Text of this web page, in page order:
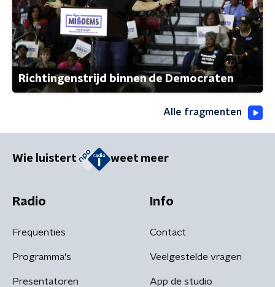
Richtingenstrijd binnen de Democraten
Alle fragmenten
Wie luistert weet meer
Radio
Frequenties
Programma's
Presentatoren
Info
Contact
Veelgestelde vragen
App de studio